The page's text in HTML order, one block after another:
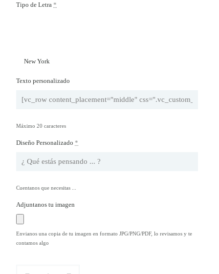
Tipo de Letra *
New York
Texto personalizado
Máximo 20 caracteres
Diseño Personalizado *
Cuentanos que necesitas ...
Adjuntanos tu imagen
Envianos una copia de tu imagen en formato JPG/PNG/PDF, lo revisamos y te
contamos algo